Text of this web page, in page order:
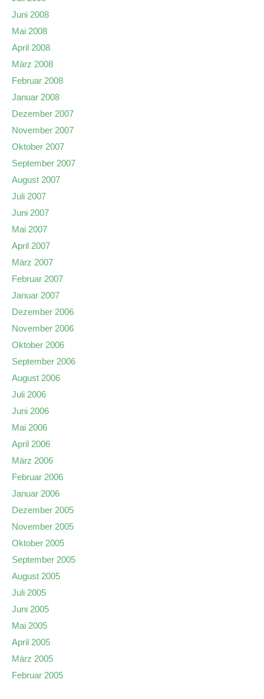
Juni 2008
Mai 2008
April 2008
März 2008
Februar 2008
Januar 2008
Dezember 2007
November 2007
Oktober 2007
September 2007
August 2007
Juli 2007
Juni 2007
Mai 2007
April 2007
März 2007
Februar 2007
Januar 2007
Dezember 2006
November 2006
Oktober 2006
September 2006
August 2006
Juli 2006
Juni 2006
Mai 2006
April 2006
März 2006
Februar 2006
Januar 2006
Dezember 2005
November 2005
Oktober 2005
September 2005
August 2005
Juli 2005
Juni 2005
Mai 2005
April 2005
März 2005
Februar 2005